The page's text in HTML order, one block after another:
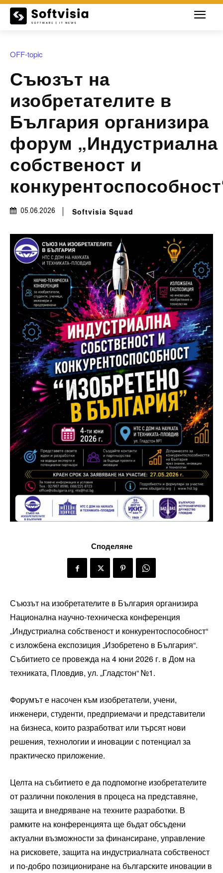
OFF-topic
Съюзът на
изобретателите в
България организира
форум „Индустриална
собственост и
05.06.2026 Softvisia Squad
Споделяне
Съюзът на изобретателите в България организира
Национална научно-техническа конференция
„Индустриална собственост и конкурентоспособност“
с изложбена експозиция „Изобретено в България“.
Събитието се провежда на 4 юни 2026 г. в Дом на
техниката, Пловдив, ул. „Гладстон“ №1.
Форумът е насочен към изобретатели, учени,
инженери, студенти, предприемачи и представители
на бизнеса, които разработват или търсят нови
решения, технологии и иновации с потенциал за
практическо приложение.
Целта на събитието е да подпомогне изобретателите
от различни поколения в процеса на представяне,
защита и внедряване на техните разработки. В
рамките на конференцията ще бъдат обсъдени
актуални възможности за финансиране, управление
на рисковете, защита на индустриалната собственост
и по-добро позициониране на българските иновации в